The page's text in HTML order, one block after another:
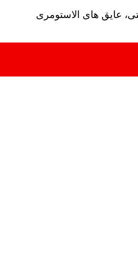
عایق های الاستومری